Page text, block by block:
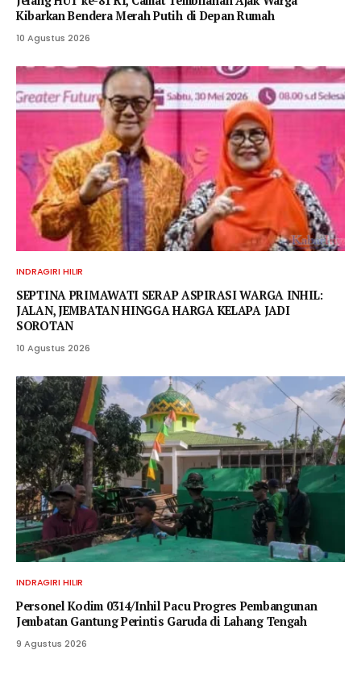
Kibarkan Bendera Merah Putih di Depan Rumah
10 Agustus 2026
INDRAGIRI HILIR
SEPTINA PRIMAWATI SERAP ASPIRASI WARGA INHIL:
JALAN, JEMBATAN HINGGA HARGA KELAPA JADI
SOROTAN
10 Agustus 2026
INDRAGIRI HILIR
Personel Kodim 0314/Inhil Pacu Progres Pembangunan
Jembatan Gantung Perintis Garuda di Lahang Tengah
9 Agustus 2026